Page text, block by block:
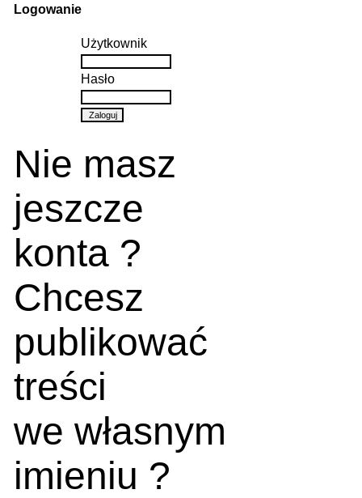
Logowanie
Użytkownik
Hasło
Nie masz
jeszcze
konta ?
Chcesz
publikować
treści
we własnym
imieniu ?